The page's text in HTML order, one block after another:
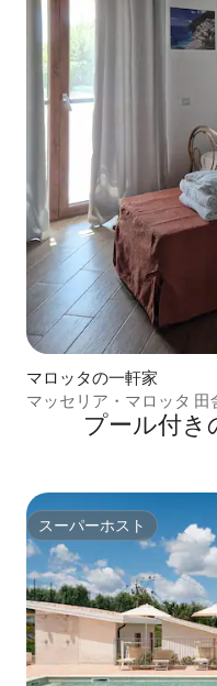
マロッタの一軒家
マッセリア
プール付
スーパーホスト
スーパーホスト